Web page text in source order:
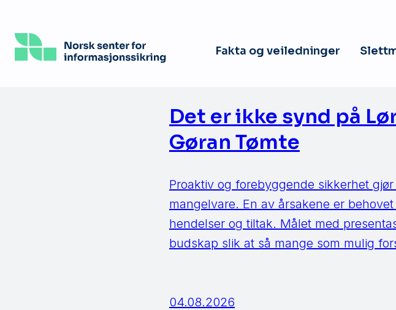
hovedinnhold
Fakta og veiledninger
Det er ikke synd på
Gøran Tømte
Proaktiv og forebyggende sikkerhet
mangelvare. En av årsakene er
hendelser og tiltak. Målet med
budskap slik at så mange som mulig
04.08.2026